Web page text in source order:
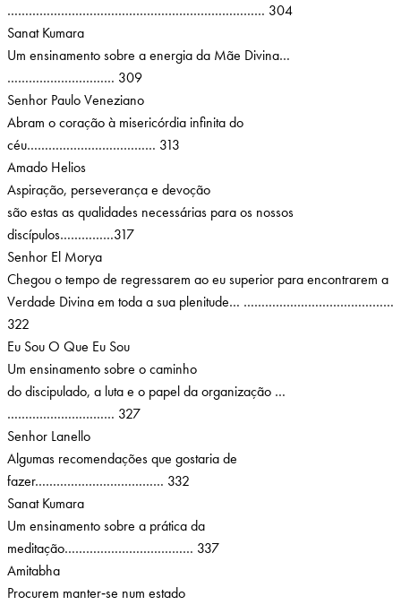
……………………………………………………………… 304
Sanat Kumara
Um ensinamento sobre a energia da Mãe Divina…
………………………… 309
Senhor Paulo Veneziano
Abram o coração à misericórdia infinita do
céu……………………………… 313
Amado Helios
Aspiração, perseverança e devoção
são estas as qualidades necessárias para os nossos
discípulos……………317
Senhor El Morya
Chegou o tempo de regressarem ao eu superior para encontrarem a
Verdade Divina em toda a sua plenitude… ……………………………………
322
Eu Sou O Que Eu Sou
Um ensinamento sobre o caminho
do discipulado, a luta e o papel da organização …
………………………… 327
Senhor Lanello
Algumas recomendações que gostaria de
fazer……………………………… 332
Sanat Kumara
Um ensinamento sobre a prática da
meditação……………………………… 337
Amitabha
Procurem manter‑se num estado